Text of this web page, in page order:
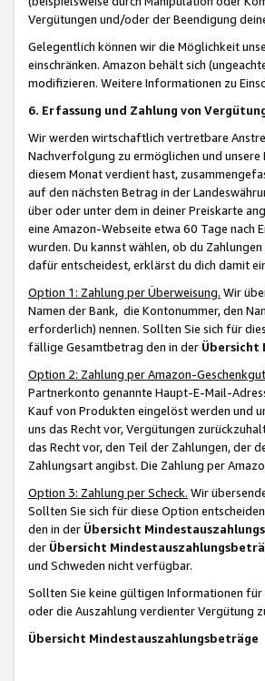
Vergütungen und/oder der Beendigung
Gelegentlich können wir die Möglichkeit
einschränken. Amazon behält sich
modifizieren. Weitere Informationen zu
6. Erfassung und Zahlung von
Wir werden wirtschaftlich vertretbare
Nachverfolgung zu ermöglichen und
diesem Monat verdient hast,
auf den nächsten Betrag in der
über oder unter dem in deiner Preiskarte
eine Amazon-Webseite etwa 60 Tage nach
wurden. Du kannst wählen, ob du
dafür entscheidest, erklärst du dich damit
Option 1: Zahlung per Überweisung. Wir
Namen der Bank, die Kontonummer, den
erforderlich) nennen. Sollten Sie sich für
fällige Gesamtbetrag den in der Übersicht
Option 2: Zahlung per Amazon-
Partnerkonto genannte Haupt-E-Mail-
Kauf von Produkten eingelöst werden und
uns das Recht vor, Vergütungen
das Recht vor, den Teil der Zahlungen, der
Zahlungsart angibst. Die Zahlung per
Option 3: Zahlung per Scheck. Wir
Sollten Sie sich für diese Option
den in der Übersicht
der Übersicht
und Schweden nicht verfügbar.
Sollten Sie keine gültigen Informationen
oder die Auszahlung verdienter Vergütung
Übersicht Mindestauszahlungsbeträge